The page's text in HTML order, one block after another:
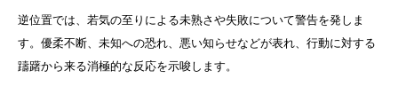
逆位置では、若気の至りによる未熟さや失敗について警告を発しま
す。優柔不断、未知への恐れ、悪い知らせなどが表れ、行動に対する
躊躇から来る消極的な反応を示唆します。